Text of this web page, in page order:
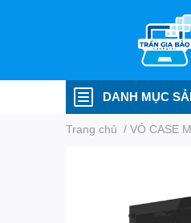
DANH MỤC
Trang chủ / VỎ CASE